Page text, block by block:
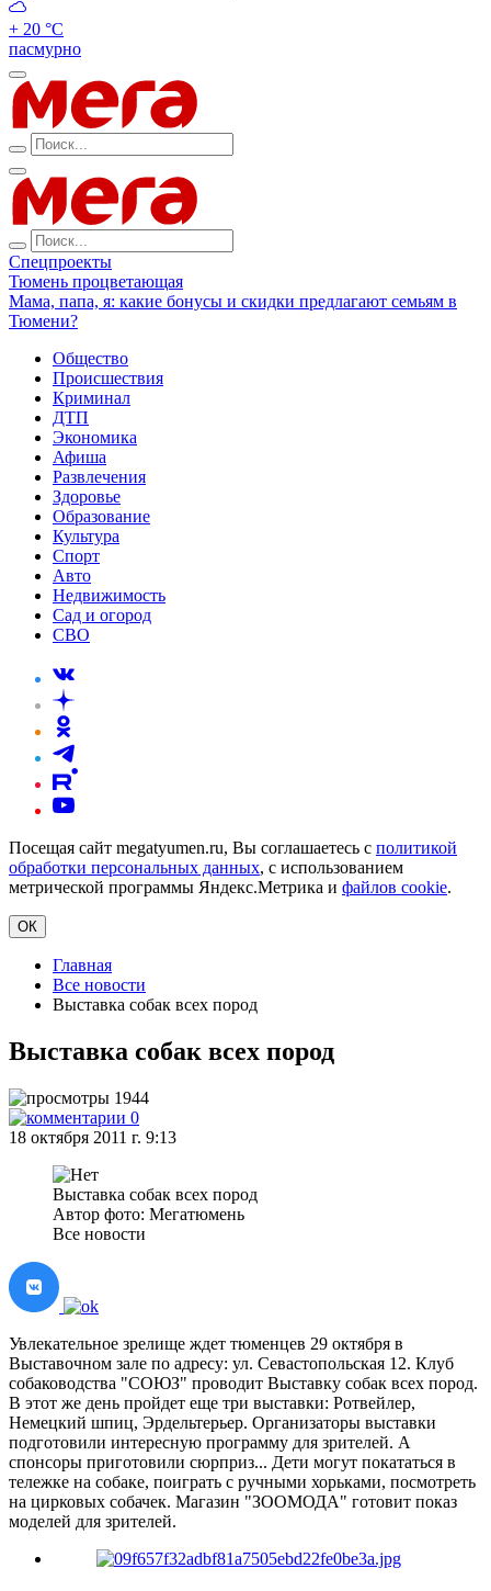
+ 20 °С
пасмурно
Спецпроекты
Тюмень процветающая
Мама, папа, я: какие бонусы и скидки предлагают семьям в
Тюмени?
Общество
Происшествия
Криминал
ДТП
Экономика
Афиша
Развлечения
Здоровье
Образование
Культура
Спорт
Авто
Недвижимость
Сад и огород
СВО
Посещая сайт megatyumen.ru, Вы соглашаетесь с политикой
обработки персональных данных, с использованием
метрической программы Яндекс.Метрика и файлов cookie.
ОК
Главная
Все новости
Выставка собак всех пород
Выставка собак всех пород
1944
0
18 октября 2011 г. 9:13
Выставка собак всех пород
Автор фото: Мегатюмень
Все новости
Увлекательное зрелище ждет тюменцев 29 октября в
Выставочном зале по адресу: ул. Севастопольская 12. Клуб
собаководства "СОЮЗ" проводит Выставку собак всех пород.
В этот же день пройдет еще три выставки: Ротвейлер,
Немецкий шпиц, Эрдельтерьер. Организаторы выставки
подготовили интересную программу для зрителей. А
спонсоры приготовили сюрприз... Дети могут покататься в
тележке на собаке, поиграть с ручными хорьками, посмотреть
на цирковых собачек. Магазин "ЗООМОДА" готовит показ
моделей для зрителей.